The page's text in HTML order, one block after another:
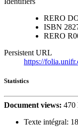
RERO
ISBN
RERO
Persistent URL
https://
Statistics
Document views: 470
Texte intégral: